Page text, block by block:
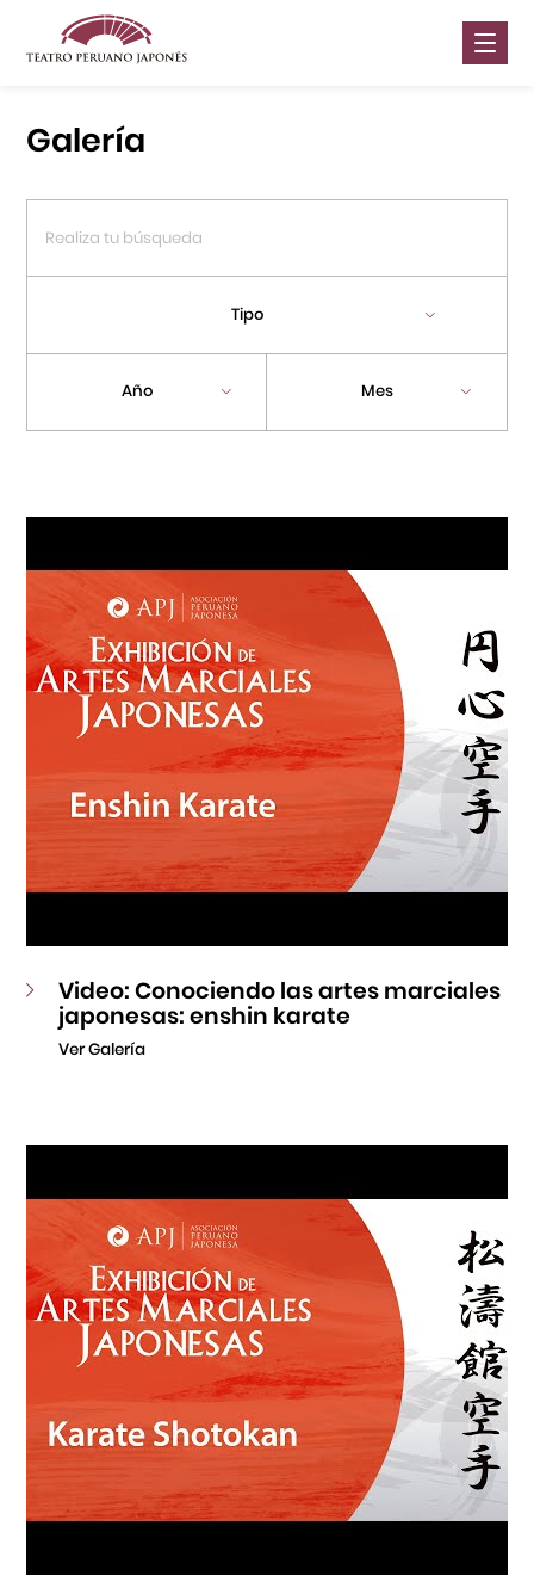
Centro Cultural Peruano Japonés
Teatro Peruano Japonés
Galería
Tipo
Año Mes
Video: Conociendo las artes marciales
japonesas: enshin karate
Ver Galería